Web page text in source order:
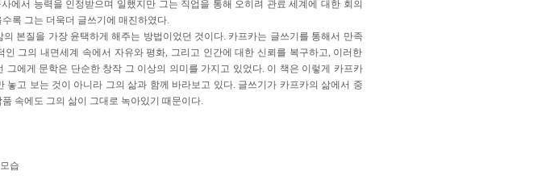
에서 능력을 인정받으며 일했지만 그는 직업을 통해 오히려 관료 세계에 대한 회의
록 그는 더욱더 글쓰기에 매진하였다.
본질을 가장 윤택하게 해주는 방법이었던 것이다. 카프카는 글쓰기를 통해서 만족
그의 내면세계 속에서 자유와 평화, 그리고 인간에 대한 신뢰를 복구하고, 이러한
그에게 문학은 단순한 창작 그 이상의 의미를 가지고 있었다. 이 책은 이렇게 카프카
놓고 보는 것이 아니라 그의 삶과 함께 바라보고 있다. 글쓰기가 카프카의 삶에서 중
속에도 그의 삶이 그대로 녹아있기 때문이다.
습